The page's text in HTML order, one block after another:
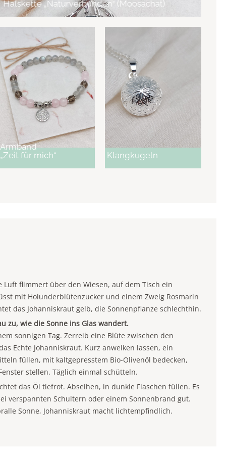
Halskette „Naturverbunden“ (Moosachat)
Armband
„Zeit für mich“
Klangkugeln
Luft flimmert über den Wiesen, auf dem Tisch ein
mit Holunderblütenzucker und einem Zweig Rosmarin
das Johanniskraut gelb, die Sonnenpflanze schlechthin.
zu, wie die Sonne ins Glas wandert.
sonnigen Tag. Zerreib eine Blüte zwischen den
Echte Johanniskraut. Kurz anwelken lassen, ein
füllen, mit kaltgepresstem Bio-Olivenöl bedecken,
stellen. Täglich einmal schütteln.
das Öl tiefrot. Abseihen, in dunkle Flaschen füllen. Es
verspannten Schultern oder einem Sonnenbrand gut.
Sonne, Johanniskraut macht lichtempfindlich.